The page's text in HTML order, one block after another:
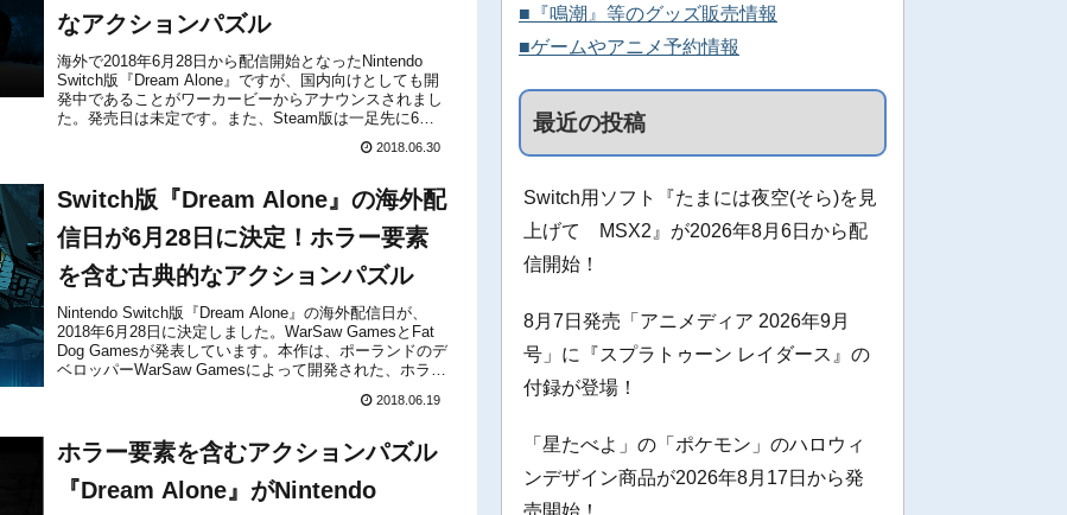
なアクションパズル
海外で2018年6月28日から配信開始となったNintendo
Switch版『Dream Alone』ですが、国内向けとしても開
発中であることがワーカービーからアナウンスされまし
た。発売日は未定です。また、Steam版は一足先に6月
2018.06.30
Switch版『Dream Alone』の海外配
信日が6月28日に決定！ホラー要素
を含む古典的なアクションパズル
Nintendo Switch版『Dream Alone』の海外配信日が、
2018年6月28日に決定しました。WarSaw GamesとFat
Dog Gamesが発表しています。本作は、ポーランドのデ
ベロッパーWarSaw Gamesによって開発された、ホラー
2018.06.19
ホラー要素を含むアクションパズル
『Dream Alone』がNintendo
■『鳴潮』等のグッズ販売情報
■ゲームやアニメ予約情報
最近の投稿
Switch用ソフト『たまには夜空(そら)を見
上げて MSX2』が2026年8月6日から配
信開始！
8月7日発売「アニメディア 2026年9月
号」に『スプラトゥーン レイダース』の
付録が登場！
「星たべよ」の「ポケモン」のハロウィ
ンデザイン商品が2026年8月17日から発
売開始！